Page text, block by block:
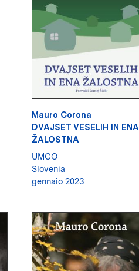
Mauro Corona
DVAJSET VESELIH IN ENA
ŽALOSTNA
UMCO
Slovenia
gennaio 2023